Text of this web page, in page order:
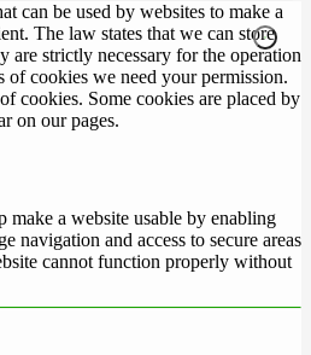
can be used by websites to make a
The law states that we can store
are strictly necessary for the operation
of cookies we need your permission.
cookies. Some cookies are placed by
on our pages.
make a website usable by enabling
navigation and access to secure areas
cannot function properly without